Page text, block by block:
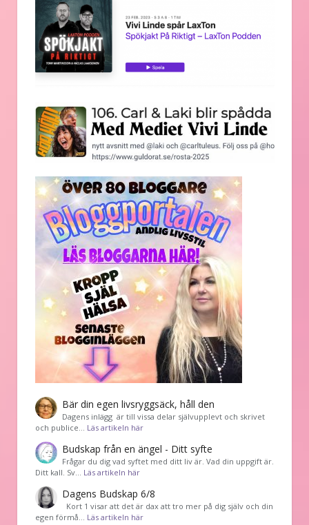
Bär din egen livsryggsäck, håll den
Dagens inlägg är till vissa delar självupplevt och skrivet
och publice… Läs artikeln här
Budskap från en ängel - Ditt syfte
Frågar du dig vad syftet med ditt liv är. Vad din uppgift är.
Ditt kall. Sv… Läs artikeln här
Dagens Budskap 6/8
Kort 1 visar att det är dax att tro mer på dig själv och din
egen förmå… Läs artikeln här